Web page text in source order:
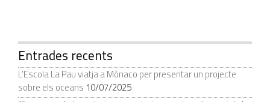
Entrades recents
L’Escola La Pau viatja a Mònaco per presentar un projecte
sobre els oceans 10/07/2025